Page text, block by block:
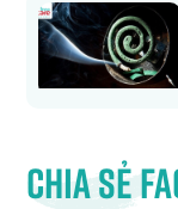
Chia sẻ